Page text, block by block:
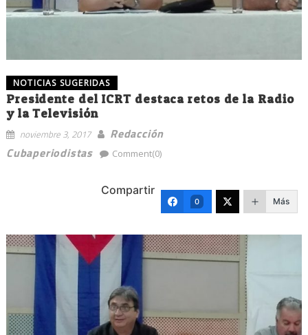
NOTICIAS SUGERIDAS
Presidente del ICRT destaca retos de la Radio
y la Televisión
noviembre 3, 2017
Redacción
Cubaperiodistas
Comment(0)
Compartir
0 Más